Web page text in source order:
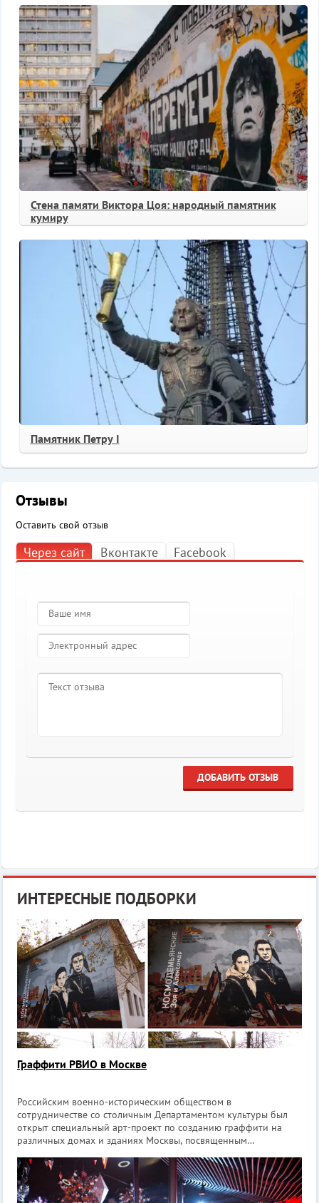
Стена памяти Виктора Цоя: народный памятник
кумиру
Памятник Петру I
Отзывы
Оставить свой отзыв
Через сайт Вконтакте Facebook
ДОБАВИТЬ ОТЗЫВ
ИНТЕРЕСНЫЕ ПОДБОРКИ
Граффити РВИО в Москве
Российским военно-историческим обществом в
сотрудничестве со столичным Департаментом культуры был
открыт специальный арт-проект по созданию граффити на
различных домах и зданиях Москвы, посвященным
жизнь более 10 изображений, ставших напомина